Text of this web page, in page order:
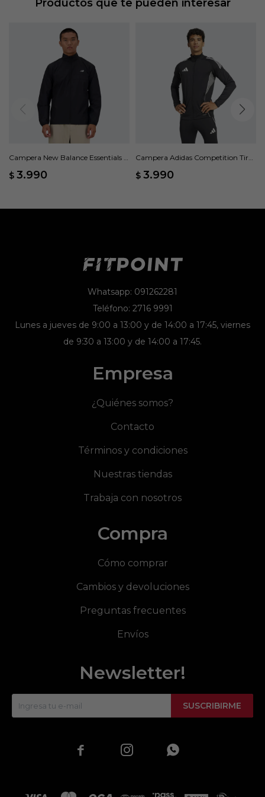
Productos que te pueden interesar
Campera New Balance Essentials -
$ 3.990
Campera Adidas Competition Tiro
$ 3.990
Whatsapp: 091262281
Teléfono: 2716 9991
Lunes a jueves de 9:00 a 13:00 y de 14:00 a 17:45, viernes
de 9:30 a 13:00 y de 14:00 a 17:45.
Empresa
¿Quiénes somos?
Contacto
Términos y condiciones
Nuestras tiendas
Trabaja con nosotros
Compra
Cómo comprar
Cambios y devoluciones
Preguntas frecuentes
Envíos
Newsletter!
SUSCRIBIRME
  